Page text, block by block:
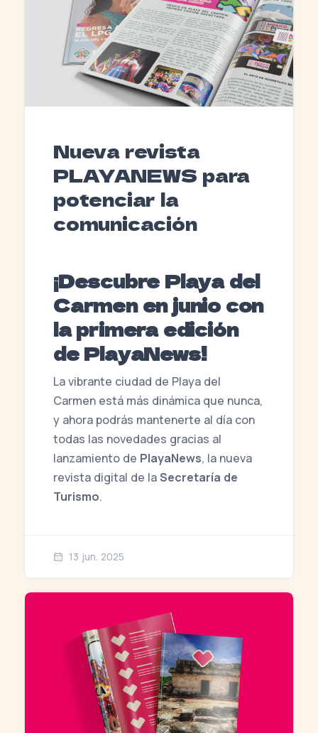
Nueva revista
PLAYANEWS para
potenciar la
comunicación
¡Descubre Playa del
Carmen en junio con
la primera edición
de PlayaNews!
La vibrante ciudad de Playa del
Carmen está más dinámica que nunca,
y ahora podrás mantenerte al día con
todas las novedades gracias al
lanzamiento de PlayaNews, la nueva
revista digital de laSecretaría de
Turismo.
13 jun. 2025